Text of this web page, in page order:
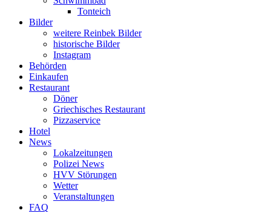
Tonteich
Bilder
weitere Reinbek Bilder
historische Bilder
Instagram
Behörden
Einkaufen
Restaurant
Döner
Griechisches Restaurant
Pizzaservice
Hotel
News
Lokalzeitungen
Polizei News
HVV Störungen
Wetter
Veranstaltungen
FAQ